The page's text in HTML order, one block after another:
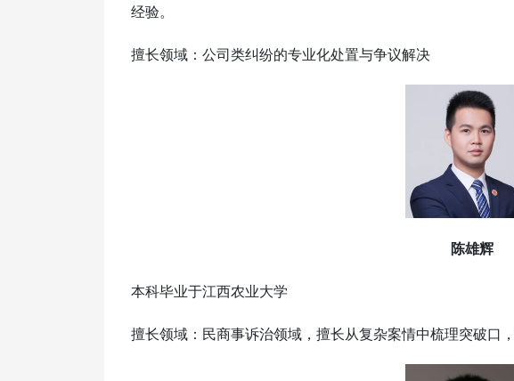
经验。
擅长领域：公司类纠纷的专业化处置与争议解决
陈雄辉
本科毕业于江西农业大学
擅长领域：民商事诉治领域，擅长从复杂案情中梳理突破口